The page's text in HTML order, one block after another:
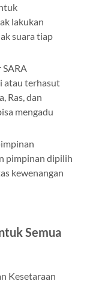
lakukan
suara tiap
atau terhasut
Ras, dan
mengadu
pimpinan dipilih
kewenangan
Semua
Kesetaraan